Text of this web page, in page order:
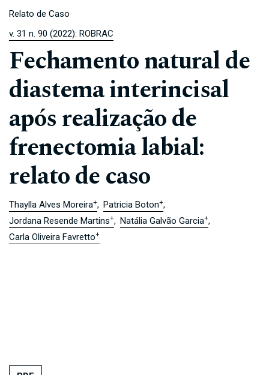
Relato de Caso
v. 31 n. 90 (2022): ROBRAC
Fechamento natural de
diastema interincisal
após realização de
frenectomia labial:
relato de caso
Thaylla Alves Moreira+ Patricia Boton+
Jordana Resende Martins+ Natália Galvão Garcia+
Carla Oliveira Favretto+